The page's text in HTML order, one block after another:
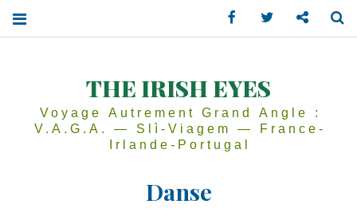
THE IRISH EYES
Voyage Autrement Grand Angle :
V.A.G.A. — Slì-Viagem — France-
Irlande-Portugal
Danse
Facebook Twitter